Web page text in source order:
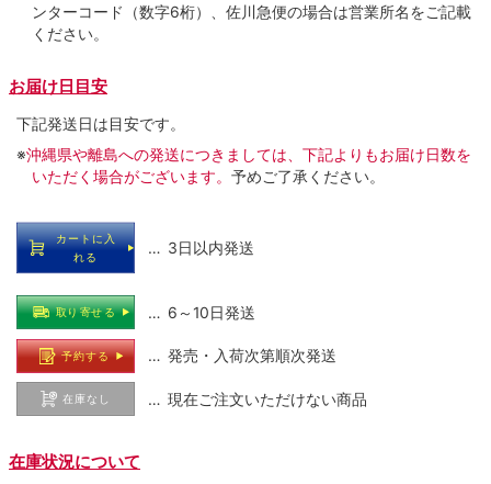
ンターコード（数字6桁）、佐川急便の場合は営業所名をご記載
ください。
お届け日目安
下記発送日は目安です。
※沖縄県や離島への発送につきましては、下記よりもお届け日数を
いただく場合がございます。 予めご了承ください。
カートに入
れる
… 3日以内発送
取り寄せる … 6～10日発送
予約する … 発売・入荷次第順次発送
在庫なし … 現在ご注文いただけない商品
在庫状況について